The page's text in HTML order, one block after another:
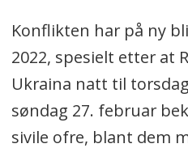
Konflikten har på ny
2022, spesielt etter at
Ukraina natt til
søndag 27. februar
sivile ofre, blant dem